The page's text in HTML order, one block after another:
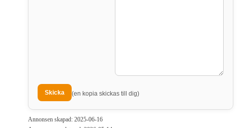
(en kopia skickas till dig)
Annonsen skapad: 2025-06-16